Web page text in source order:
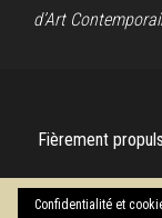
d’Art
Fièrement
Confidentialité et